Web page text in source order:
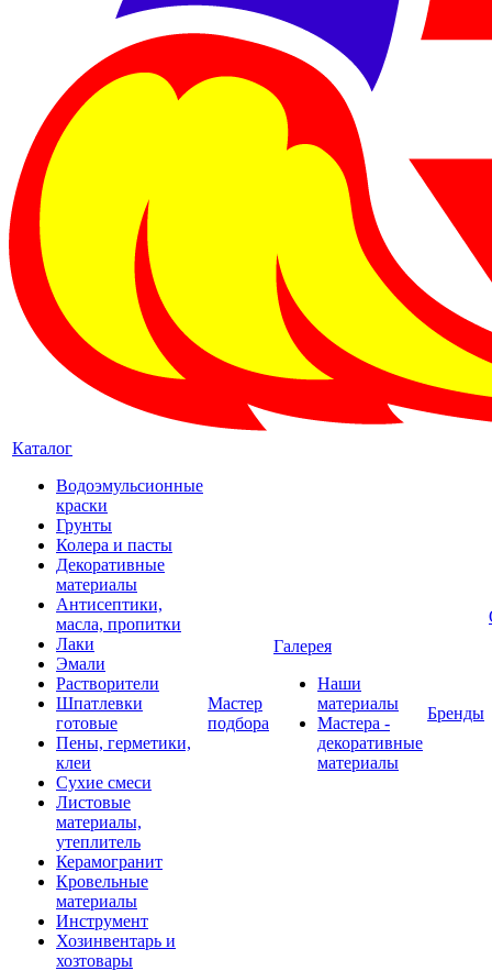
Каталог
Водоэмульсионные
краски
Грунты
Колера и пасты
Декоративные
материалы
Антисептики,
масла, пропитки
Лаки
Эмали
Растворители
Шпатлевки
готовые
Пены, герметики,
клеи
Сухие смеси
Листовые
материалы,
утеплитель
Керамогранит
Кровельные
материалы
Инструмент
Хозинвентарь и
хозтовары
Мастер
подбора
Галерея
Наши
материалы
Мастера -
декоративные
материалы
Бренды